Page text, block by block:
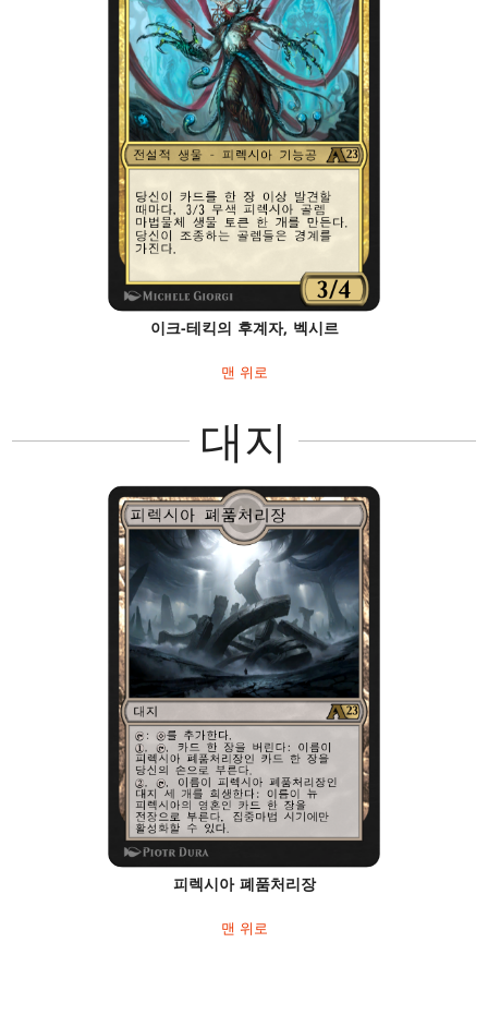
이크-테킥의 후계자, 벡시르
맨 위로
대지
피렉시아 폐품처리장
맨 위로